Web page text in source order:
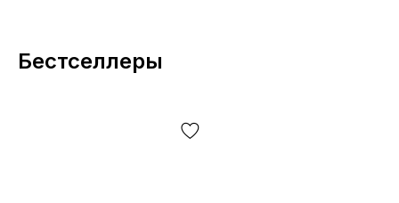
интенсивных тренировках или длительных пробежках;
Бестселлеры